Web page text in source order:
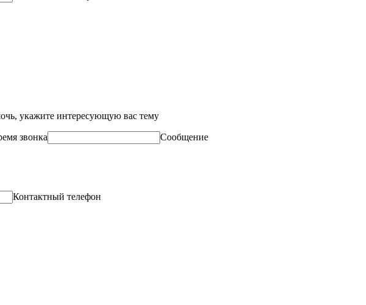
укажите интересующую вас тему
звонка
Сообщение
Контактный телефон